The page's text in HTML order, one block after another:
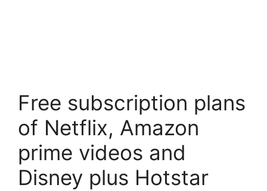
Free subscription plans
of Netflix, Amazon
prime videos and
Disney plus Hotstar